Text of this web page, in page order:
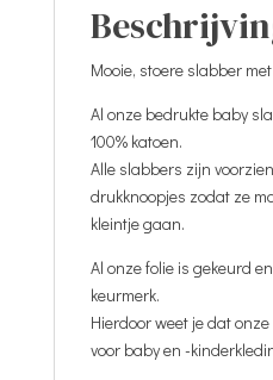
Mooie, stoere slabber
Al onze bedrukte baby
100% katoen.
Alle slabbers zijn
drukknoopjes zodat ze
kleintje gaan.
Al onze folie is gekeurd
keurmerk.
Hierdoor weet je dat
voor baby en -